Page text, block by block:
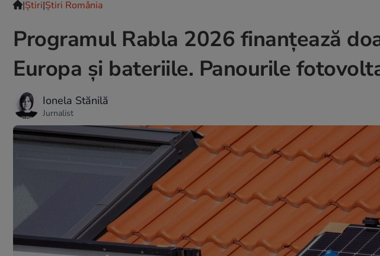
|Ştiri|Știri România
Programul Rabla 2026 finanțează
Europa și bateriile. Panourile
Ionela Stănilă
Jurnalist